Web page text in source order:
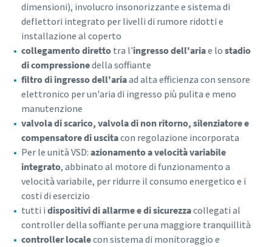
10 passaggi verso una produzione più
ecologica ed efficiente
Riduzione delle emissioni di carbonio per una produzione
ecologica: tutto quello che c'è da sapere
Per saperne di più
dimensioni), involucro insonorizzante e sistema di
deflettori integrato per livelli di rumore ridotti e
installazione al coperto
collegamento diretto tra l'ingresso dell'ariae lo stadio
di compressionedella soffiante
filtro di ingresso dell'ariaad alta efficienza con sensore
elettronico per un'aria di ingresso più pulita e meno
manutenzione
valvola di scarico, valvola di non ritorno, silenziatore e
compensatore di uscitacon regolazione incorporata
Per le unità VSD:azionamento a velocità variabile
integrato, abbinato al motore di funzionamento a
velocità variabile, per ridurre il consumo energetico e i
costi di esercizio
tutti idispositivi di allarme e di sicurezzacollegati al
controller della soffiante per una maggiore tranquillità
controller localecon sistema di monitoraggio e